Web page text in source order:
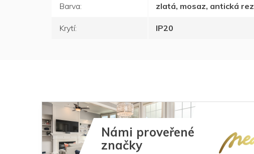
Barva: zlatá, mosaz, antická rez
Krytí: IP20
Námi proveřené
značky